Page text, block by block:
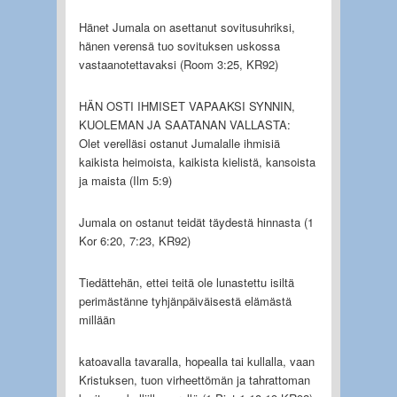
Hänet Jumala on asettanut sovitusuhriksi,
hänen verensä tuo sovituksen uskossa
vastaanotettavaksi (Room 3:25, KR92)
HÄN OSTI IHMISET VAPAAKSI SYNNIN,
KUOLEMAN JA SAATANAN VALLASTA:
Olet verelläsi ostanut Jumalalle ihmisiä
kaikista heimoista, kaikista kielistä, kansoista
ja maista (Ilm 5:9)
Jumala on ostanut teidät täydestä hinnasta (1
Kor 6:20, 7:23, KR92)
Tiedättehän, ettei teitä ole lunastettu isiltä
perimästänne tyhjänpäiväisestä elämästä
millään
katoavalla tavaralla, hopealla tai kullalla, vaan
Kristuksen, tuon virheettömän ja tahrattoman